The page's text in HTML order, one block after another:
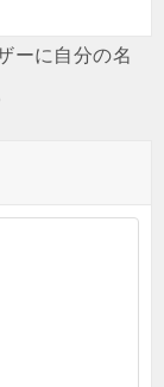
ーに自分の名